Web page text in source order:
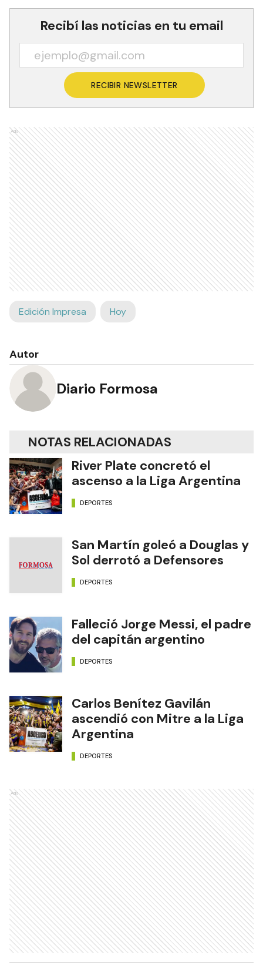
Recibí las noticias en tu email
RECIBIR NEWSLETTER
Ads
Edición Impresa Hoy
Autor
Diario Formosa
NOTAS RELACIONADAS
River Plate concretó el
ascenso a la Liga Argentina
DEPORTES
San Martín goleó a Douglas y
Sol derrotó a Defensores
DEPORTES
Falleció Jorge Messi, el padre
del capitán argentino
DEPORTES
Carlos Benítez Gavilán
ascendió con Mitre a la Liga
Argentina
DEPORTES
Ads